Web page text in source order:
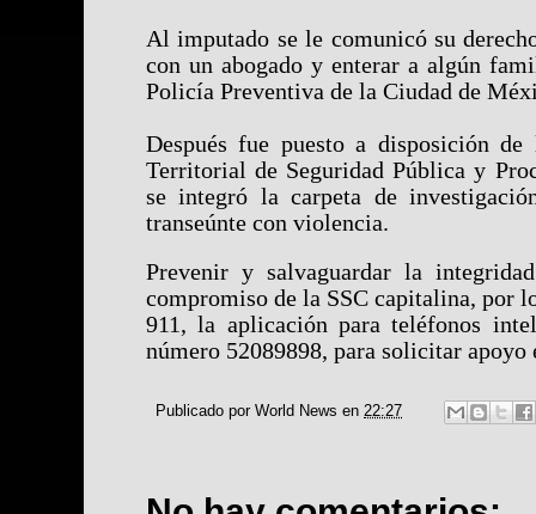
Al imputado se le comunicó su
con un abogado y enterar a algún
Policía Preventiva de la Ciudad de
Después fue puesto a disposición
Territorial de Seguridad Pública y
se integró la carpeta de
transeúnte con violencia.
Prevenir y salvaguardar la
compromiso de la SSC capitalina, por
911, la aplicación para teléfonos
número 52089898, para solicitar apoyo
Publicado por World News en 22:27